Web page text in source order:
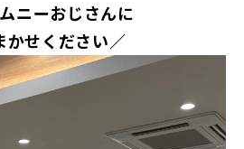
ニーおじさんに
かせください／